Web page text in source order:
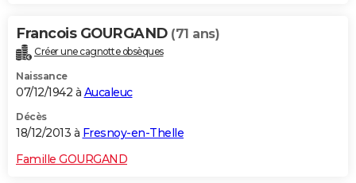
Francois GOURGAND (71 ans)
Créer une cagnotte obsèques
Naissance
07/12/1942 à Aucaleuc
Décès
18/12/2013 à Fresnoy-en-Thelle
Famille GOURGAND